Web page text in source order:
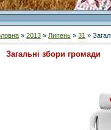
» 2013 » Липень » 31 »
Загальні збори громади